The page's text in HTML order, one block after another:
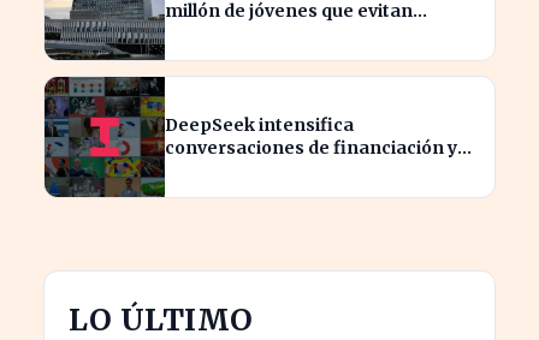
millón de jóvenes que evitan
DeepSeek intensifica
conversaciones de financiación y
modelos
LO ÚLTIMO